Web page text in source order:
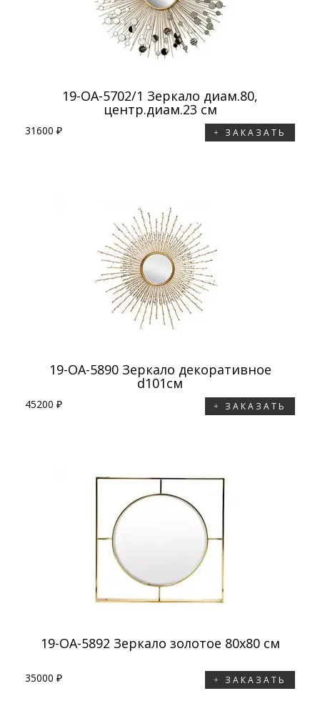
19-OA-5702/1 Зеркало диам.80,
центр.диам.23 см
31600 ₽ ЗАКАЗАТЬ
19-OA-5890 Зеркало декоративное
d101см
45200 ₽ ЗАКАЗАТЬ
19-OA-5892 Зеркало золотое 80х80 см
35000 ₽ ЗАКАЗАТЬ